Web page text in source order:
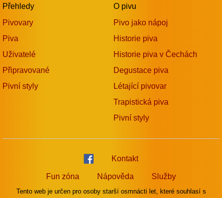
Přehledy
Pivovary
Piva
Uživatelé
Připravované
Pivní styly
O pivu
Pivo jako nápoj
Historie piva
Historie piva v Čechách
Degustace piva
Létající pivovar
Trapistická piva
Pivní styly
Kontakt
Fun zóna Nápověda Služby
Tento web je určen pro osoby starší osmnácti let, které souhlasí s